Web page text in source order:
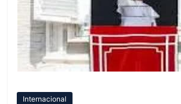
Internacional